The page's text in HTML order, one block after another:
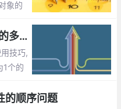
象的
JavaScript数组、对象合并的多种方法实现
技巧,
1个的
的顺序问题